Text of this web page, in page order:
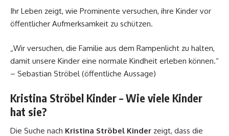
Ihr Leben zeigt, wie Prominente versuchen, ihre Kinder vor
öffentlicher Aufmerksamkeit zu schützen.
„Wir versuchen, die Familie aus dem Rampenlicht zu halten,
damit unsere Kinder eine normale Kindheit erleben können.“
– Sebastian Ströbel (öffentliche Aussage)
Kristina Ströbel Kinder – Wie viele Kinder
hat sie?
Die Suche nach Kristina Ströbel Kinder zeigt, dass die